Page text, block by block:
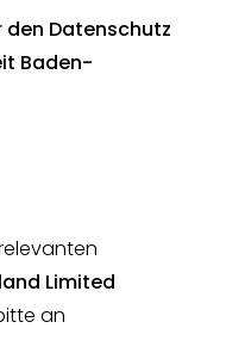
Datenschutz
Baden-
Limited
an